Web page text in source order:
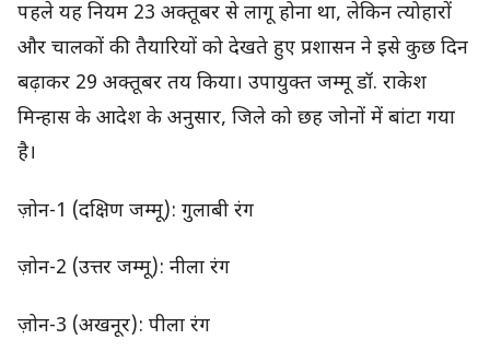
पहले यह नियम 23 अक्तूबर से लागू होना था, लेकिन त्योहारों
और चालकों की तैयारियों को देखते हुए प्रशासन ने इसे कुछ दिन
बढ़ाकर 29 अक्तूबर तय किया। उपायुक्त जम्मू डॉ. राकेश
मिन्हास के आदेश के अनुसार, जिले को छह जोनों में बांटा गया
है।
ज़ोन-1 (दक्षिण जम्मू): गुलाबी रंग
ज़ोन-2 (उत्तर जम्मू): नीला रंग
ज़ोन-3 (अखनूर): पीला रंग